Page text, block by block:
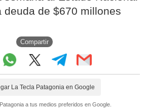
deuda de $670 millones
Compartir
La Tecla Patagonia en Google
a tus medios preferidos en Google.